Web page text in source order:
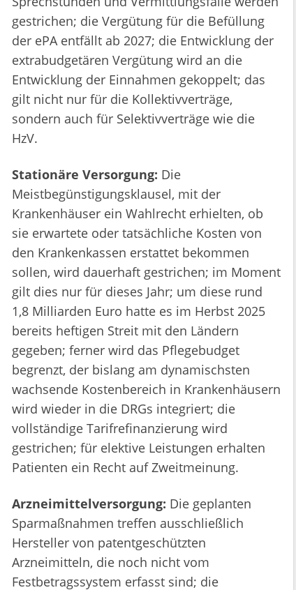
gestrichen; die Vergütung für die Befüllung
der ePA entfällt ab 2027; die Entwicklung der
extrabudgetären Vergütung wird an die
Entwicklung der Einnahmen gekoppelt; das
gilt nicht nur für die Kollektivverträge,
sondern auch für Selektivverträge wie die
HzV.
Stationäre Versorgung: Die
Meistbegünstigungsklausel, mit der
Krankenhäuser ein Wahlrecht erhielten, ob
sie erwartete oder tatsächliche Kosten von
den Krankenkassen erstattet bekommen
sollen, wird dauerhaft gestrichen; im Moment
gilt dies nur für dieses Jahr; um diese rund
1,8 Milliarden Euro hatte es im Herbst 2025
bereits heftigen Streit mit den Ländern
gegeben; ferner wird das Pflegebudget
begrenzt, der bislang am dynamischsten
wachsende Kostenbereich in Krankenhäusern
wird wieder in die DRGs integriert; die
vollständige Tarifrefinanzierung wird
gestrichen; für elektive Leistungen erhalten
Patienten ein Recht auf Zweitmeinung.
Arzneimittelversorgung: Die geplanten
Sparmaßnahmen treffen ausschließlich
Hersteller von patentgeschützten
Arzneimitteln, die noch nicht vom
Festbetragssystem erfasst sind; die